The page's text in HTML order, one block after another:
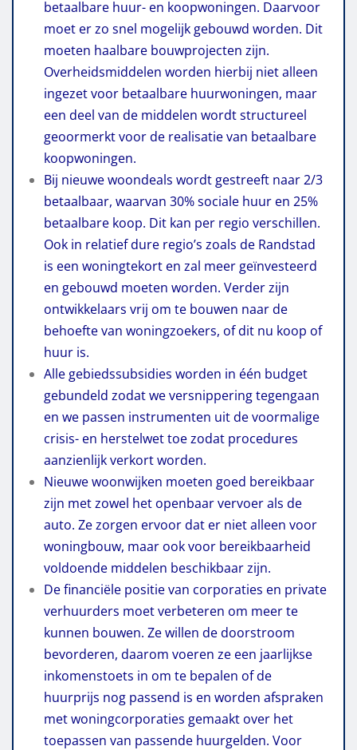
betaalbare huur- en koopwoningen. Daarvoor
moet er zo snel mogelijk gebouwd worden. Dit
moeten haalbare bouwprojecten zijn.
Overheidsmiddelen worden hierbij niet alleen
ingezet voor betaalbare huurwoningen, maar
een deel van de middelen wordt structureel
geoormerkt voor de realisatie van betaalbare
koopwoningen.
Bij nieuwe woondeals wordt gestreeft naar 2/3
betaalbaar, waarvan 30% sociale huur en 25%
betaalbare koop. Dit kan per regio verschillen.
Ook in relatief dure regio’s zoals de Randstad
is een woningtekort en zal meer geïnvesteerd
en gebouwd moeten worden. Verder zijn
ontwikkelaars vrij om te bouwen naar de
behoefte van woningzoekers, of dit nu koop of
huur is.
Alle gebiedssubsidies worden in één budget
gebundeld zodat we versnippering tegengaan
en we passen instrumenten uit de voormalige
crisis- en herstelwet toe zodat procedures
aanzienlijk verkort worden.
Nieuwe woonwijken moeten goed bereikbaar
zijn met zowel het openbaar vervoer als de
auto. Ze zorgen ervoor dat er niet alleen voor
woningbouw, maar ook voor bereikbaarheid
voldoende middelen beschikbaar zijn.
De financiële positie van corporaties en private
verhuurders moet verbeteren om meer te
kunnen bouwen. Ze willen de doorstroom
bevorderen, daarom voeren ze een jaarlijkse
inkomenstoets in om te bepalen of de
huurprijs nog passend is en worden afspraken
met woningcorporaties gemaakt over het
toepassen van passende huurgelden. Voor